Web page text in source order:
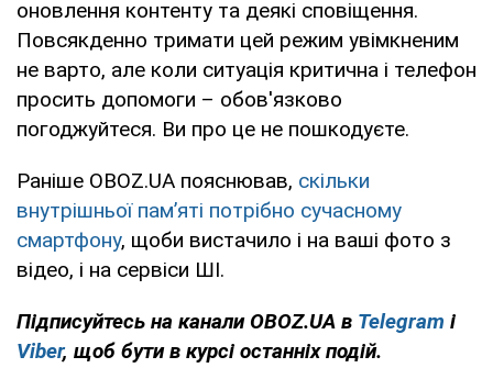
оновлення контенту та деякі сповіщення.
Повсякденно тримати цей режим увімкненим
не варто, але коли ситуація критична і телефон
просить допомоги – обов'язково
погоджуйтеся. Ви про це не пошкодуєте.
Раніше OBOZ.UA пояснював, скільки
внутрішньої пам’яті потрібно сучасному
смартфону, щоби вистачило і на ваші фото з
відео, і на сервіси ШІ.
Підписуйтесь на канали OBOZ.UA в Telegram і
Viber, щоб бути в курсі останніх подій.